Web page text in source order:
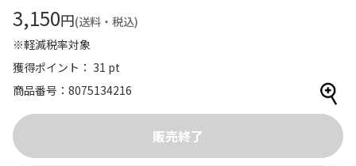
3,150円(送料・税込)
※軽減税率対象
獲得ポイント： 31 pt
商品番号
8075134216